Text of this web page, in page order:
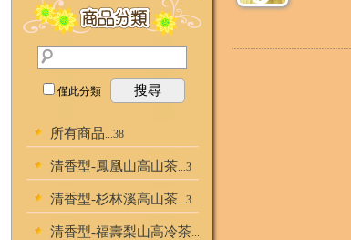
僅此分類 搜尋
所有商品 ...38
清香型-鳳凰山高山茶 ...3
清香型-杉林溪高山茶 ...3
清香型-福壽梨山高冷茶